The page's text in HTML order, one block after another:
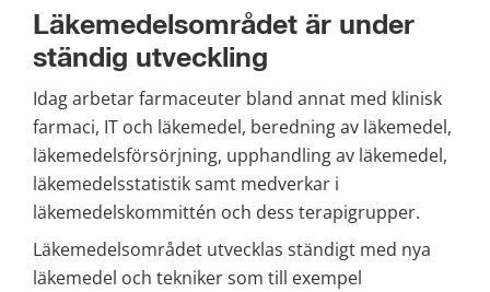
Läkemedelsområdet är under
ständig utveckling
Idag arbetar farmaceuter bland annat med klinisk
farmaci, IT och läkemedel, beredning av läkemedel,
läkemedelsförsörjning, upphandling av läkemedel,
läkemedelsstatistik samt medverkar i
läkemedelskommittén och dess terapigrupper.
Läkemedelsområdet utvecklas ständigt med nya
läkemedel och tekniker som till exempel